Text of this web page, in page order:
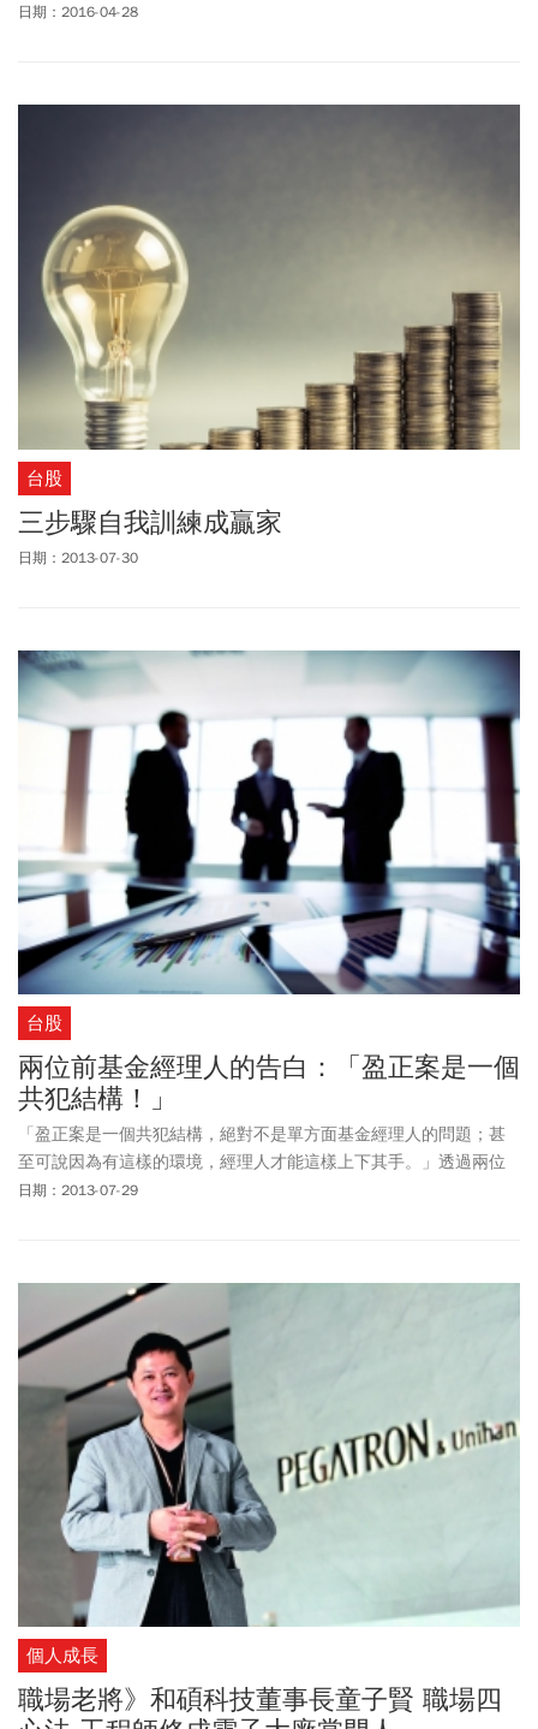
防上當。
日期：2016-04-28
台股
三步驟自我訓練成贏家
日期：2013-07-30
台股
兩位前基金經理人的告白：「盈正案是一個
共犯結構！」
「盈正案是一個共犯結構，絕對不是單方面基金經理人的問題；甚
至可說因為有這樣的環境，經理人才能這樣上下其手。」透過兩位
已離職的基金經理人告白，我們發現投信業光怪陸離、貪婪的現
日期：2013-07-29
個人成長
職場老將》和碩科技董事長童子賢 職場四